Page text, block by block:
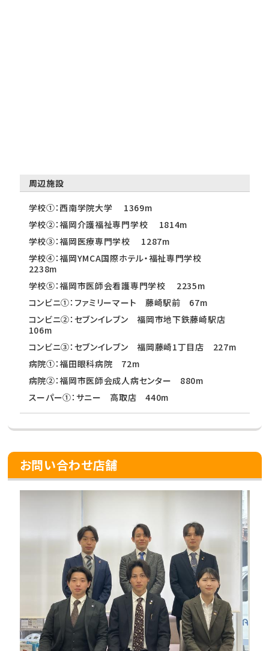
周辺施設
学校①：西南学院大学 1369m
学校②：福岡介護福祉専門学校 1814m
学校③：福岡医療専門学校 1287m
学校④：福岡YMCA国際ホテル・福祉専門学校
2238m
学校⑤：福岡市医師会看護専門学校 2235m
コンビニ①：ファミリーマート 藤崎駅前 67m
コンビニ②：セブンイレブン 福岡市地下鉄藤崎駅店
106m
コンビニ③：セブンイレブン 福岡藤崎1丁目店 227m
病院①：福田眼科病院 72m
病院②：福岡市医師会成人病センター 880m
スーパー①：サニー 高取店 440m
お問い合わせ店舗